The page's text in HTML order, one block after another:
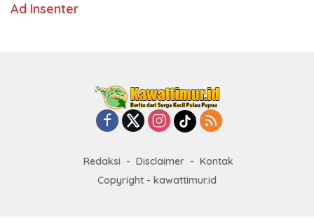
Ad Insenter
Redaksi Disclaimer
Kontak
Copyright - kawattimur.id